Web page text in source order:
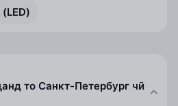
то Санкт-Петербург чӣ